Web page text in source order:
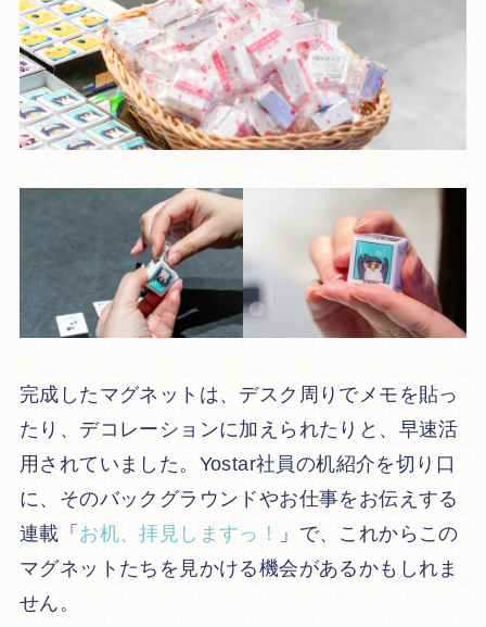
完成したマグネットは、デスク周りでメモを貼っ
たり、デコレーションに加えられたりと、早速活
用されていました。Yostar社員の机紹介を切り口
に、そのバックグラウンドやお仕事をお伝えする
連載「 お机、拝見しますっ！
」で、これからこの
マグネットたちを見かける機会があるかもしれま
せん。